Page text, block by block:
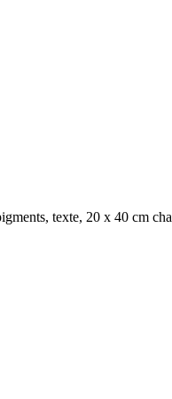
texte, 20 x 40 cm